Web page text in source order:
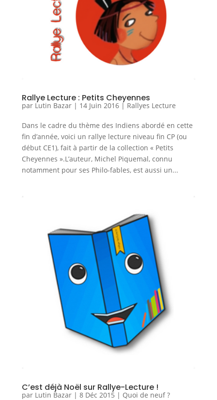
Rallye Lecture : Petits Cheyennes
par Lutin Bazar| 14 Juin 2016| Rallyes Lecture
Dans le cadre du thème des Indiens abordé en cette
fin d’année, voici un rallye lecture niveau fin CP (ou
début CE1), fait à partir de la collection « Petits
Cheyennes ».L’auteur, Michel Piquemal, connu
notamment pour ses Philo-fables, est aussi un...
C’est déjà Noël sur Rallye-Lecture !
par Lutin Bazar| 8 Déc 2015 | Quoi de neuf ?